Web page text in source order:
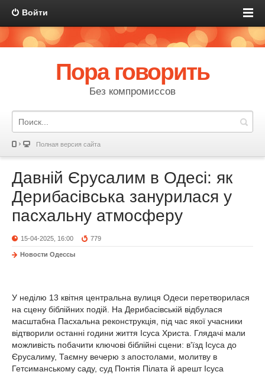
Войти
Пора говорить
Без компромиссов
Полная версия сайта
Давній Єрусалим в Одесі: як
Дерибасівська занурилася у
пасхальну атмосферу
15-04-2025, 16:00 779
Новости Одессы
У неділю 13 квітня центральна вулиця Одеси перетворилася
на сцену біблійних подій. На Дерибасівській відбулася
масштабна Пасхальна реконструкція, під час якої учасники
відтворили останні години життя Ісуса Христа. Глядачі мали
можливість побачити ключові біблійні сцени: в'їзд Ісуса до
Єрусалиму, Таємну вечерю з апостолами, молитву в
Гетсиманському саду, суд Понтія Пілата й арешт Ісуса